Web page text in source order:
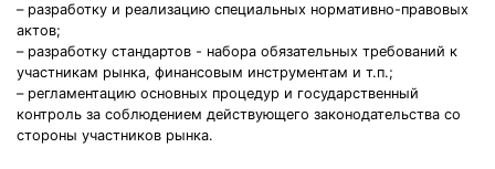
– разработку и реализацию специальных нормативно-правовых
актов;
– разработку стандартов - набора обязательных требований к
участникам рынка, финансовым инструментам и т.п.;
– регламентацию основных процедур и государственный
контроль за соблюдением действующего законодательства со
стороны участников рынка.